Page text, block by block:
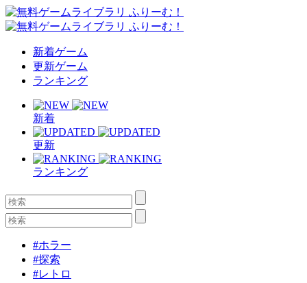
新着ゲーム
更新ゲーム
ランキング
新着
更新
ランキング
#ホラー
#探索
#レトロ